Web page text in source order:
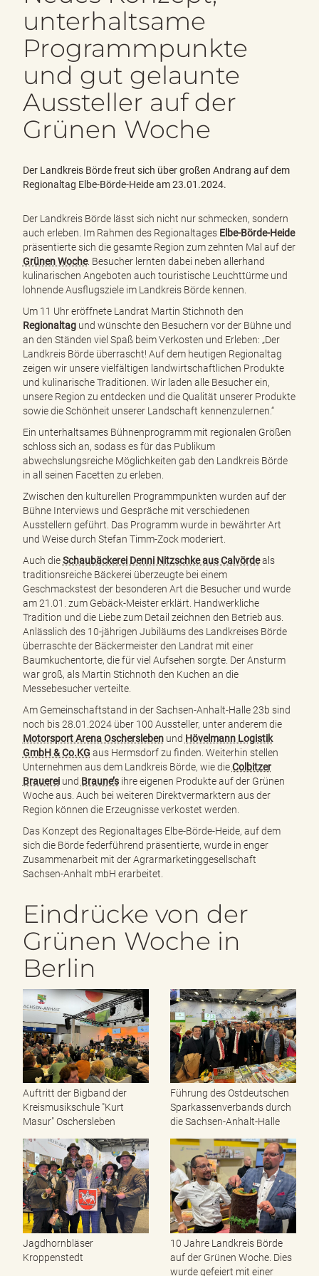
unterhaltsame
Programmpunkte
und gut gelaunte
Aussteller auf der
Grünen Woche
Der Landkreis Börde freut sich über großen Andrang auf dem
Regionaltag Elbe-Börde-Heide am 23.01.2024.
Der Landkreis Börde lässt sich nicht nur schmecken, sondern
auch erleben. Im Rahmen des Regionaltages Elbe-Börde-Heide
präsentierte sich die gesamte Region zum zehnten Mal auf der
Grünen Woche. Besucher lernten dabei neben allerhand
kulinarischen Angeboten auch touristische Leuchttürme und
lohnende Ausflugsziele im Landkreis Börde kennen.
Um 11 Uhr eröffnete Landrat Martin Stichnoth den
Regionaltag und wünschte den Besuchern vor der Bühne und
an den Ständen viel Spaß beim Verkosten und Erleben: „Der
Landkreis Börde überrascht! Auf dem heutigen Regionaltag
zeigen wir unsere vielfältigen landwirtschaftlichen Produkte
und kulinarische Traditionen. Wir laden alle Besucher ein,
unsere Region zu entdecken und die Qualität unserer Produkte
sowie die Schönheit unserer Landschaft kennenzulernen.“
Ein unterhaltsames Bühnenprogramm mit regionalen Größen
schloss sich an, sodass es für das Publikum
abwechslungsreiche Möglichkeiten gab den Landkreis Börde
in all seinen Facetten zu erleben.
Zwischen den kulturellen Programmpunkten wurden auf der
Bühne Interviews und Gespräche mit verschiedenen
Ausstellern geführt. Das Programm wurde in bewährter Art
und Weise durch Stefan Timm-Zock moderiert.
Auch dieSchaubäckerei Denni Nitzschke aus Calvördeals
traditionsreiche Bäckerei überzeugte bei einem
Geschmackstest der besonderen Art die Besucher und wurde
am 21.01. zum Gebäck-Meister erklärt. Handwerkliche
Tradition und die Liebe zum Detail zeichnen den Betrieb aus.
Anlässlich des 10-jährigen Jubiläums des Landkreises Börde
überraschte der Bäckermeister den Landrat mit einer
Baumkuchentorte, die für viel Aufsehen sorgte. Der Ansturm
war groß, als Martin Stichnoth den Kuchen an die
Messebesucher verteilte.
Am Gemeinschaftstand in der Sachsen-Anhalt-Halle 23b sind
noch bis 28.01.2024 über 100 Aussteller, unter anderem die
Motorsport Arena Oscherslebenund Hövelmann Logistik
GmbH & Co.KG aus Hermsdorf zu finden. Weiterhin stellen
Unternehmen aus dem Landkreis Börde, wie dieColbitzer
Brauereiund Braune’sihre eigenen Produkte auf der Grünen
Woche aus. Auch bei weiteren Direktvermarktern aus der
Region können die Erzeugnisse verkostet werden.
Das Konzept des Regionaltages Elbe-Börde-Heide, auf dem
sich die Börde federführend präsentierte, wurde in enger
Zusammenarbeit mit der Agrarmarketinggesellschaft
Sachsen-Anhalt mbH erarbeitet.
Eindrücke von der
Grünen Woche in
Berlin
Auftritt der Bigband der
Kreismusikschule "Kurt
Masur" Oschersleben
Führung des Ostdeutschen
Sparkassenverbands durch
die Sachsen-Anhalt-Halle
Jagdhornbläser
Kroppenstedt
10 Jahre Landkreis Börde
auf der Grünen Woche. Dies
wurde gefeiert mit einer